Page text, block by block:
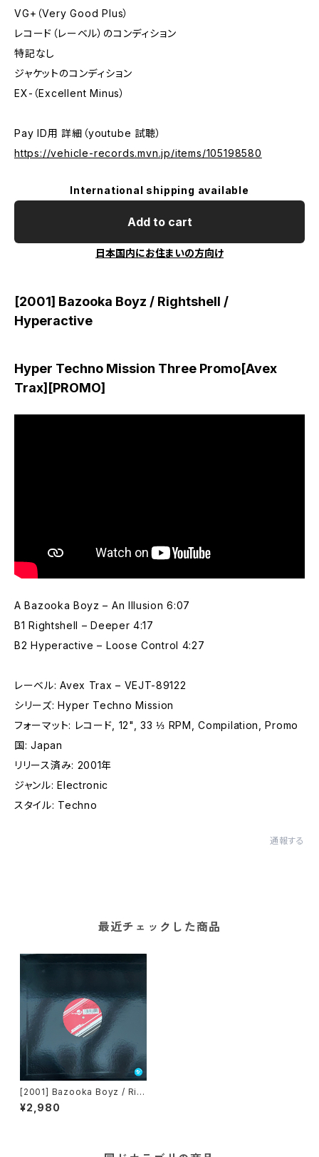
VG+（Very Good Plus）
レコード（レーベル）のコンディション
特記なし
ジャケットのコンディション
EX-（Excellent Minus）
Pay ID用 詳細（youtube 試聴）
https://vehicle-records.mvn.jp/items/105198580
International shipping available
Add to cart
日本国内にお住まいの方向け
[2001] Bazooka Boyz / Rightshell /
Hyperactive
Hyper Techno Mission Three Promo[Avex
Trax][PROMO]
A Bazooka Boyz – An Illusion 6:07
B1 Rightshell – Deeper 4:17
B2 Hyperactive – Loose Control 4:27
レーベル: Avex Trax – VEJT-89122
シリーズ: Hyper Techno Mission
フォーマット: レコード, 12", 33 ⅓ RPM, Compilation, Promo
国: Japan
リリース済み: 2001年
ジャンル: Electronic
スタイル: Techno
通報する
最近チェックした商品
[2001] Bazooka Boyz / Rig
htshell / Hyperactive – Hy
per Techno Mission Three
¥2,980